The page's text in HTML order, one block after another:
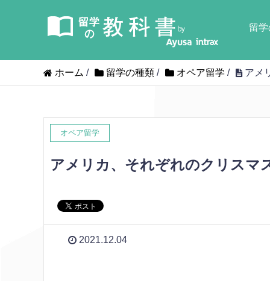
留
ホーム / 留学の種類 / オペア留学 / アメ
オペア留学
アメリカ、それぞれのクリスマ
2021.12.04